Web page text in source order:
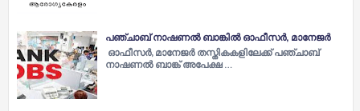
പഞ്ചാബ് നാഷണല്‍ ബാങ്കില്‍ ഓഫീസര്‍, മാനേജര്‍
ഓഫീസര്‍, മാനേജര്‍ തസ്തികകളിലേക്ക് പഞ്ചാബ്
നാഷണല്‍ ബാങ്ക് അപേക്ഷ …